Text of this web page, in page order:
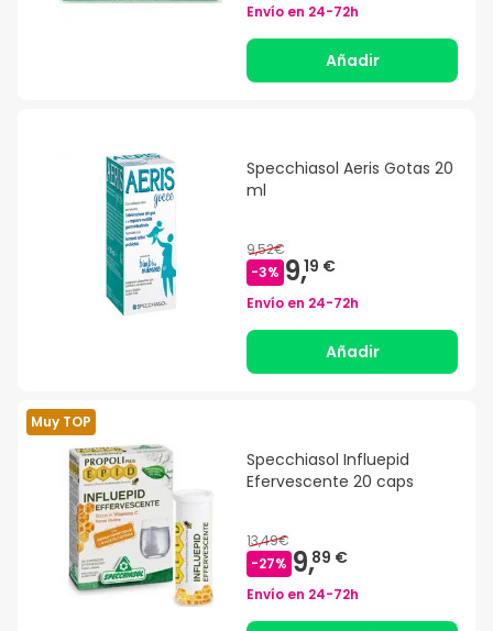
Envío en 24-72h
Añadir
Specchiasol Aeris Gotas 20
ml
9,52€
-3% 9,19 €
Envío en 24-72h
Añadir
Muy TOP
Specchiasol Influepid
Efervescente 20 caps
13,49€
-27% 9,89 €
Envío en 24-72h